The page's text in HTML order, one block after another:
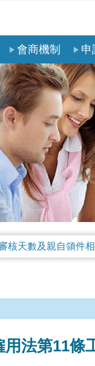
會商機制 申
法第11條